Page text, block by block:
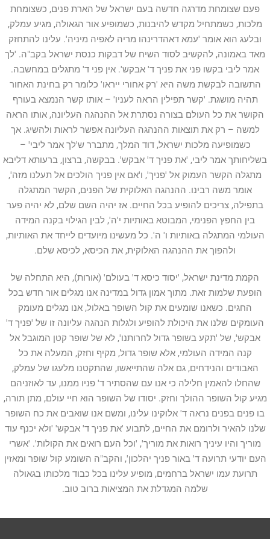
פעם שצומחת מדרגה חדשה בעם ישראל של הארת פנים, כשצומחת
מלכות, כשמתחיל מקדש להיבנות, כשמופיע אור הגאולה, מגיע עמלק,
ובלעג הוא אומר 'עמא דאהדרינהו מריה לאפיה מיניה'. עלינו להתחזק
מאד באמונה, להקשיב לסוד השיח של דבקות כנסת ישראל בקב"ה. 'לך
אמר ליבי בקשו פני את פניך ד' אבקש'. אין פני ד' מתגלים במחשבה.
התשובה לבקשת משה היא 'רק אחורי ייראו' כלומר רק בחינת האחור
תהיה מושגת. 'קשר תפילין הראה לעניו' – אותו קשר הנמצא בעורף
הקושר את כל העולם בצורה נסתרת אל ההנהגה העליונה, אותו הראה
למשה – רק את תוצאות ההנהגה העליונה אפשר לראות ולהשיג. אך
כשמופיעה מלכות ישראל, דוד המלך, מתברר ש'לך אמר ליבי' –
בשליחותך אמר ליבי, 'את פניך ד' אבקש'. בבקשה, ברצון, ברעותא דליבא
מתגלה הקשר העמוק אל 'פניך', ו'אם אין פניך הולכים אל תעלנו מזה',
אומר משה רבינו. ההנהגה האלוקית של הפנים, הקשר המתגלה
בתפילה, צריכים להופיע בכל החיים. אז יהיה השם שלם, לא יהיה פער
בין החפץ הפנימי, המבוטא באותיות י'ה', לבין הגילוי בקנה המידה
העולמי המתגלה באותיות ו' ה'. כל מעשינו מיועדים לייחד את האותיות,
ולהפוך את ההנהגה האלוקית, את הכיסא, לכיסא שלם.
הקמת מדינת ישראל, 'יסוד כיסא ד' בעולם' (אורות), היא התחלה של
הופעת שלמות זאת. מתוך אמון גדול במדינה אנו מגלים אור חדש בכל
החגים. כשאנו שומעים את קול השופר באלול, אנו מגלים מעומק
העומקים שלנו את היכולת להופיע ולגלות הנהגה עליונה זו של 'פניך ד'
אבקש', של 'תקע בשופר גדול לחרותנו', לא של שופר קטן המוגבל אל
קנה המידה העולמי, אלא שופר גדול, מקיף וחזק, המעלה את כל
האבודים והנידחים, גם אלה שהתייאשו, שהתקטנו מלעגו של עמלק,
שהחלו להאמין חלילה כי אנו עם שהסתיר ד' פניו ממנו, עד לאוזניהם
מגיע קול השופר ההולך וחזק. יסודו של השופר הוא חיי עולם, מתן תורה,
בו פנים בפנים נראה ד' אלוקינו עלינו, ומשם אנו שואבים את כח השופר
שלנו להאיר ולרומם את החיים, לתבוע 'את פניך ד' אבקש' 'ולא יכנף עוד
מוריך והיו עיניך רואות את מוריך', 'וכל העם רואים את הקולות'. 'אשרי
העם יודעי תרועה ד' באור פניך יהלכון', והקב"ה השומע קול שופר ומאזין
תרועת עמו ישראל ברחמים, מופיע עלינו בכל כבוד מלכותו בגאולה
שלמה המגדלת את המציאות ברוב טוב.